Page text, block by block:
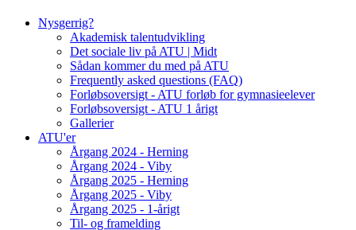
Nysgerrig?
Akademisk talentudvikling
Det sociale liv på ATU | Midt
Sådan kommer du med på ATU
Frequently asked questions (FAQ)
Forløbsoversigt - ATU forløb for gymnasieelever
Forløbsoversigt - ATU 1 årigt
Gallerier
ATU'er
Årgang 2024 - Herning
Årgang 2024 - Viby
Årgang 2025 - Herning
Årgang 2025 - Viby
Årgang 2025 - 1-årigt
Til- og framelding